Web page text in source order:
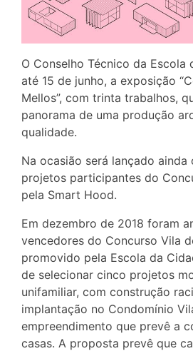
O Conselho Técnico da Escola
até 15 de junho, a exposição
Mellos”, com trinta trabalhos,
panorama de uma produção
qualidade.
Na ocasião será lançado
projetos participantes do
pela Smart Hood.
Em dezembro de 2018 foram
vencedores do Concurso Vila
promovido pela Escola da
de selecionar cinco projetos
unifamiliar, com construção
implantação no Condomínio
empreendimento que prevê a
casas. A proposta prevê que